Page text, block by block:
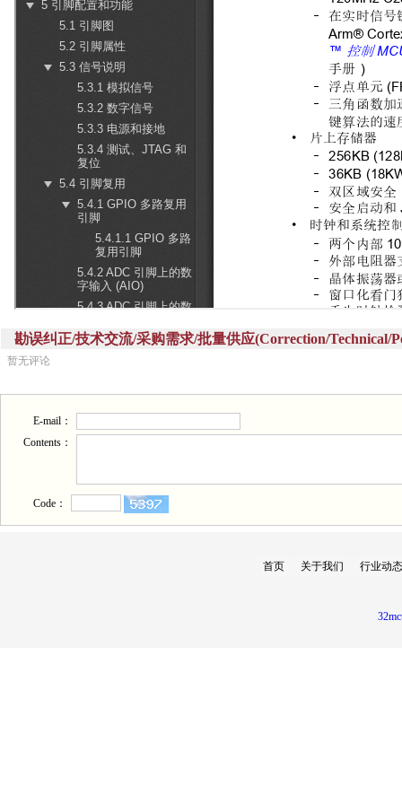
勘误纠正/技术交流/采购需求/批量供应(Correction/Technical/
暂无评论
E-mail：
Contents：
Code：
首页 关于我们 行业动态